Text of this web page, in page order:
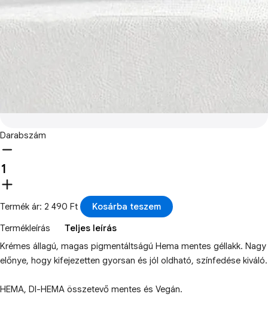
Darabszám
Termék ár: 2 490 Ft
Kosárba teszem
Termékleírás
Teljes leírás
Krémes állagú, magas pigmentáltságú Hema mentes géllakk. Nagy
előnye, hogy kifejezetten gyorsan és jól oldható, színfedése kiváló.
HEMA, DI-HEMA összetevő mentes és Vegán.